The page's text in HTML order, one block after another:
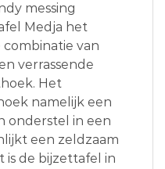
messing
Medja het
combinatie van
verrassende
Het
namelijk een
onderstel in een
een zeldzaam
is de bijzettafel in